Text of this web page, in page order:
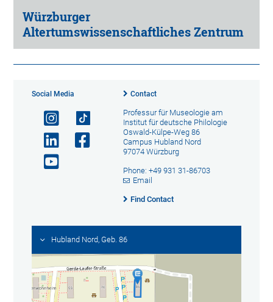
Würzburger
Altertumswissenschaftliches Zentrum
Social Media Contact
Professur für Museologie am
Institut für deutsche Philologie
Oswald-Külpe-Weg 86
Campus Hubland Nord
97074 Würzburg
Phone: +49 931 31-86703
Email
Find Contact
Hubland Nord, Geb. 86